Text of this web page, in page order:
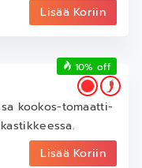
Lisää Koriin
kookos-tomaatti-
Lisää Koriin
10% off